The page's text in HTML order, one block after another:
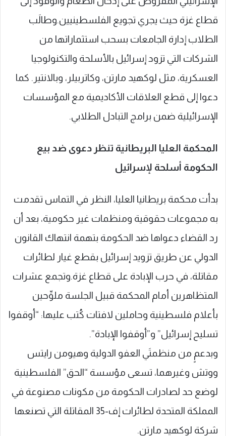
قطاع غزة حيث يجري تجويع الفلسطينيين.وطالَب
الطلاب إدارة الجامعات بسحب استثماراتها من
الشركات التي تزود إسرائيل بالأسلحة والتكنولوجيا
العسكرية، مثل لوكهيد مارتن، وكاتربيلر، وبالانتير. كما
دعوا إلى قطع العلاقات الأكاديمية مع المؤسسات
الإسرائيلية ضمن برامج التبادل الطلابي.
المحكمة العليا البريطانية تنظر دعوى ضد بيع
الحكومة أسلحة لإسرائيل
بدأت محكمة بريطانيا العليا، النظر في التماس تقدمت
به مجموعات حقوقية ومنظمات غير حكومية، بعد أن
رد القضاء دعواها ضد الحكومة بتهمة انتهاك القانون
الدولي عن طريق تزويد إسرائيل بقطع غيار لطائرات
مقاتلة، في حرب الإبادة على قطاع غزة.وتجمع عشرات
المتظاهرين أمام المحكمة قبيل الجلسة ملوِّحين
بأعلام فلسطينية وحاملين لافتات كُتب عليها: “أوقفوا
تسليح إسرائيل” و”أوقفوا الإبادة”.
وبدعمٍ من منظمتَي العفو الدولية وهيومن رايتس
ووتش وغيرهما، تسعى مؤسسة “الحق” الفلسطينية
لوضع حد لصادرات الحكومة من مكونات مصنوعة في
المملكة المتحدة لطائرات إف-35 المقاتلة التي تصنعها
شركة لوكهيد مارتن.